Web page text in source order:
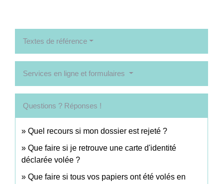
Textes de référence
Services en ligne et formulaires
Questions ? Réponses !
Quel recours si mon dossier est rejeté ?
Que faire si je retrouve une carte d'identité
déclarée volée ?
Que faire si tous vos papiers ont été volés en